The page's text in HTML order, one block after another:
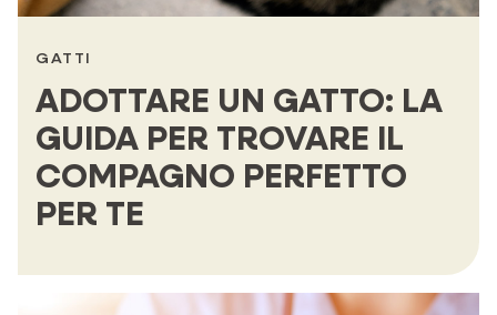
GATTI
ADOTTARE UN GATTO: LA
GUIDA PER TROVARE IL
COMPAGNO PERFETTO
PER TE